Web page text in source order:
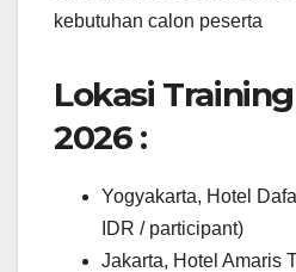
kebutuhan calon peserta
Lokasi
2026 :
Yogyakarta, Hotel
IDR / participant)
Jakarta, Hotel Amaris